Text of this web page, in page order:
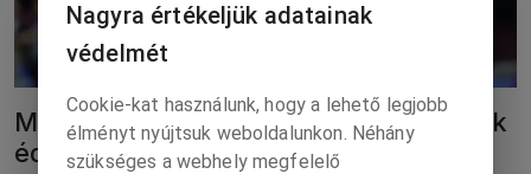
Megkéselték a Barcelona tinisztárjának
édesapját
Nagyra értékeljük adatainak
védelmét
Cookie-kat használunk, hogy a lehető legjobb
élményt nyújtsuk weboldalunkon. Néhány
szükséges a webhely megfelelő